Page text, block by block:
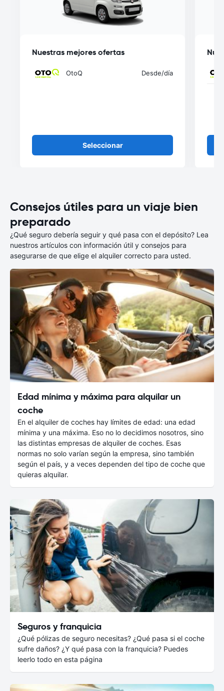
Nuestras mejores ofertas
OtoQ Desde/día
Seleccionar
Consejos útiles para un viaje bien
preparado
¿Qué seguro debería seguir y qué pasa con el depósito? Lea
nuestros artículos con información útil y consejos para
asegurarse de que elige el alquiler correcto para usted.
Edad mínima y máxima para alquilar un
coche
En el alquiler de coches hay límites de edad: una edad
mínima y una máxima. Eso no lo decidimos nosotros, sino
las distintas empresas de alquiler de coches. Esas
normas no solo varían según la empresa, sino también
según el país, y a veces dependen del tipo de coche que
quieras alquilar.
Seguros y franquicia
¿Qué pólizas de seguro necesitas? ¿Qué pasa si el coche
sufre daños? ¿Y qué pasa con la franquicia? Puedes
leerlo todo en esta página